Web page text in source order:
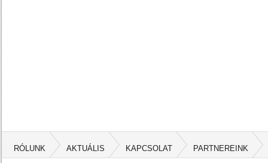
RÓLUNK AKTUÁLIS KAPCSOLAT PARTNEREINK